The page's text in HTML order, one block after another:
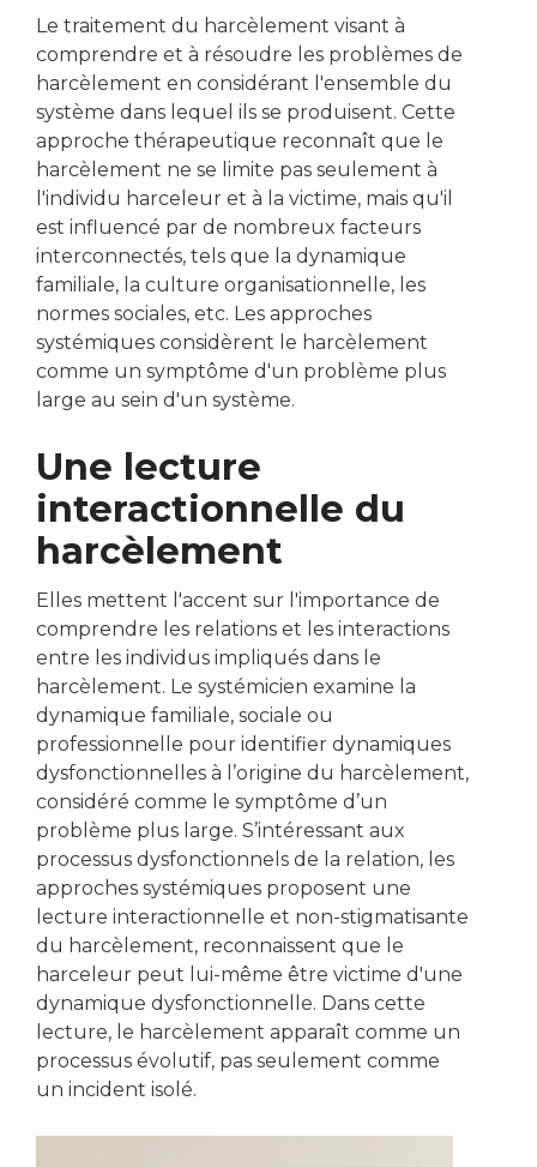
Le traitement du harcèlement visant à
comprendre et à résoudre les problèmes de
harcèlement en considérant l'ensemble du
système dans lequel ils se produisent. Cette
approche thérapeutique reconnaît que le
harcèlement ne se limite pas seulement à
l'individu harceleur et à la victime, mais qu'il
est influencé par de nombreux facteurs
interconnectés, tels que la dynamique
familiale, la culture organisationnelle, les
normes sociales, etc. Les approches
systémiques considèrent le harcèlement
comme un symptôme d'un problème plus
large au sein d'un système.
Une lecture
interactionnelle du
harcèlement
Elles mettent l'accent sur l'importance de
comprendre les relations et les interactions
entre les individus impliqués dans le
harcèlement. Le systémicien examine la
dynamique familiale, sociale ou
professionnelle pour identifier dynamiques
dysfonctionnelles à l’origine du harcèlement,
considéré comme le symptôme d’un
problème plus large. S’intéressant aux
processus dysfonctionnels de la relation, les
approches systémiques proposent une
lecture interactionnelle et non-stigmatisante
du harcèlement, reconnaissent que le
harceleur peut lui-même être victime d'une
dynamique dysfonctionnelle. Dans cette
lecture, le harcèlement apparaît comme un
processus évolutif, pas seulement comme
un incident isolé.